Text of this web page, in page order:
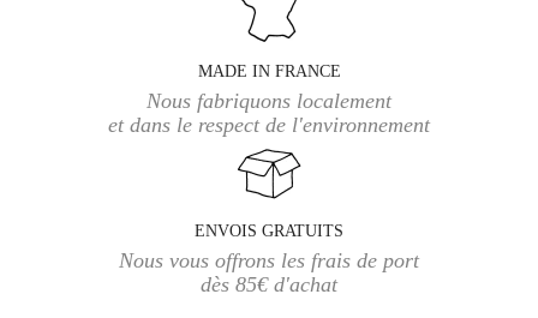
MADE IN FRANCE
Nous fabriquons localement
et dans le respect de l'environnement
ENVOIS GRATUITS
Nous vous offrons les frais de port
dès 85€ d'achat